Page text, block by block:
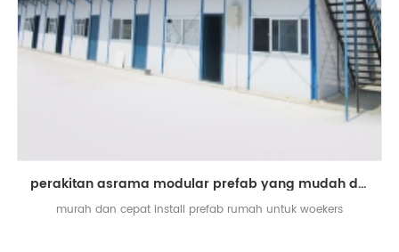
perakitan asrama modular prefab yang mudah dan cepat untuk pekerja
murah dan cepat install prefab rumah untuk woekers